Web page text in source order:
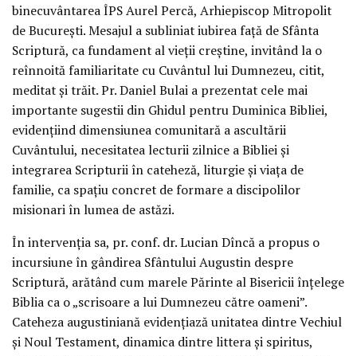
binecuvântarea ÎPS Aurel Percă, Arhiepiscop Mitropolit
de București. Mesajul a subliniat iubirea față de Sfânta
Scriptură, ca fundament al vieții creștine, invitând la o
reînnoită familiaritate cu Cuvântul lui Dumnezeu, citit,
meditat și trăit. Pr. Daniel Bulai a prezentat cele mai
importante sugestii din Ghidul pentru Duminica Bibliei,
evidențiind dimensiunea comunitară a ascultării
Cuvântului, necesitatea lecturii zilnice a Bibliei și
integrarea Scripturii în cateheză, liturgie și viața de
familie, ca spațiu concret de formare a discipolilor
misionari în lumea de astăzi.
În intervenția sa, pr. conf. dr. Lucian Dîncă a propus o
incursiune în gândirea Sfântului Augustin despre
Scriptură, arătând cum marele Părinte al Bisericii înțelege
Biblia ca o „scrisoare a lui Dumnezeu către oameni”.
Cateheza augustiniană evidențiază unitatea dintre Vechiul
și Noul Testament, dinamica dintre littera și spiritus,